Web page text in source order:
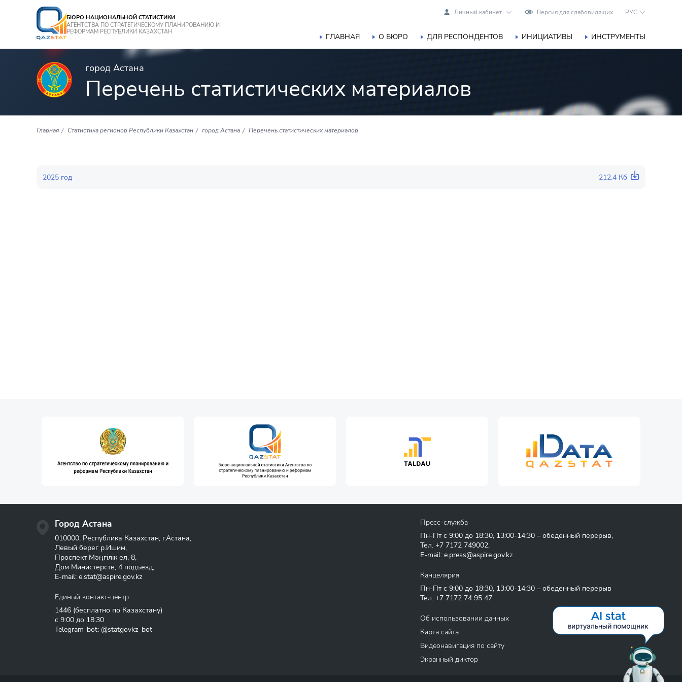
БЮРО НАЦИОНАЛЬНОЙ СТАТИСТИКИ
АГЕНТСТВА ПО СТРАТЕГИЧЕСКОМУ ПЛАНИРОВАНИЮ И
РЕФОРМАМ РЕСПУБЛИКИ КАЗАХСТАН
Личный кабинет Версия для слабовидящих РУС
ГЛАВНАЯ О БЮРО ДЛЯ РЕСПОНДЕНТОВ ИНИЦИАТИВЫ ИНСТРУМЕНТЫ
город Астана
Перечень статистических материалов
Главная Статистика регионов Республики Казахстан город Астана Перечень статистических материалов
2025 год 212.4 Кб
Город Астана
010000, Республика Казахстан, г.Астана,
Левый берег р.Ишим,
Проспект Мәңгілік ел, 8,
Дом Министерств, 4 подъезд,
E-mail: e.stat@aspire.gov.kz
Единый контакт-центр
1446 (бесплатно по Казахстану)
с 9:00 до 18:30
Telegram-bot: @statgovkz_bot
Пресс-служба
Пн-Пт с 9:00 до 18:30, 13:00-14:30 – обеденный перерыв,
Тел. +7 7172 749002,
E-mail: e.press@aspire.gov.kz
Канцелярия
Пн-Пт с 9:00 до 18:30, 13:00-14:30 – обеденный перерыв
Тел. +7 7172 74 95 47
Об использовании данных
Карта сайта
Видеонавигация по сайту
Экранный диктор